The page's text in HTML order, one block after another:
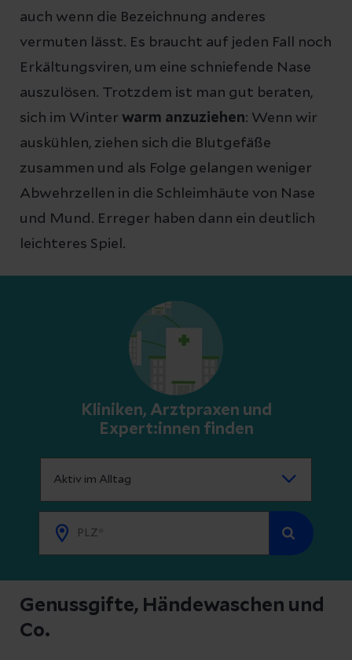
auch wenn die Bezeichnung anderes
vermuten lässt. Es braucht auf jeden Fall noch
Erkältungsviren, um eine schniefende Nase
auszulösen. Trotzdem ist man gut beraten,
sich im Winter warm anzuziehen: Wenn wir
auskühlen, ziehen sich die Blutgefäße
zusammen und als Folge gelangen weniger
Abwehrzellen in die Schleimhäute von Nase
und Mund. Erreger haben dann ein deutlich
leichteres Spiel.
Kliniken, Arztpraxen und
Expert:innen finden
Genussgifte, Händewaschen und
Co.